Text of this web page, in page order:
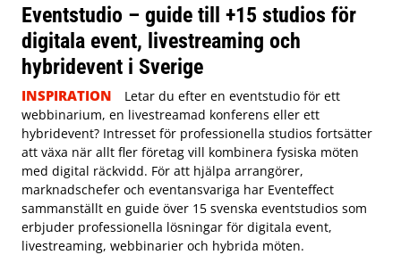
Eventstudio – guide till +15 studios för
digitala event, livestreaming och
hybridevent i Sverige
INSPIRATION
Letar du efter en eventstudio för ett
webbinarium, en livestreamad konferens eller ett
hybridevent? Intresset för professionella studios fortsätter
att växa när allt fler företag vill kombinera fysiska möten
med digital räckvidd. För att hjälpa arrangörer,
marknadschefer och eventansvariga har Eventeffect
sammanställt en guide över 15 svenska eventstudios som
erbjuder professionella lösningar för digitala event,
livestreaming, webbinarier och hybrida möten.